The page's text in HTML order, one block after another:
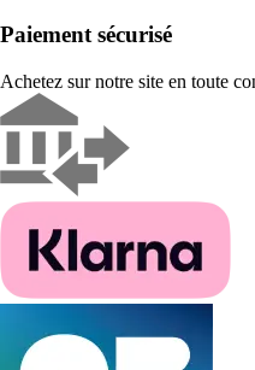
Paiement sécurisé
Achetez sur notre site en toute